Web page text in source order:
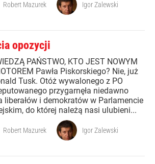
Robert Mazurek Igor Zalewski
opozycji
PAŃSTWO, KTO JEST NOWYM
Pawła Piskorskiego? Nie, już
Tusk. Otóż wywalonego z PO
przygarnęła niedawno
liberałów i demokratów w Parlamencie
do której należą nasi ulubieni...
Robert Mazurek Igor Zalewski